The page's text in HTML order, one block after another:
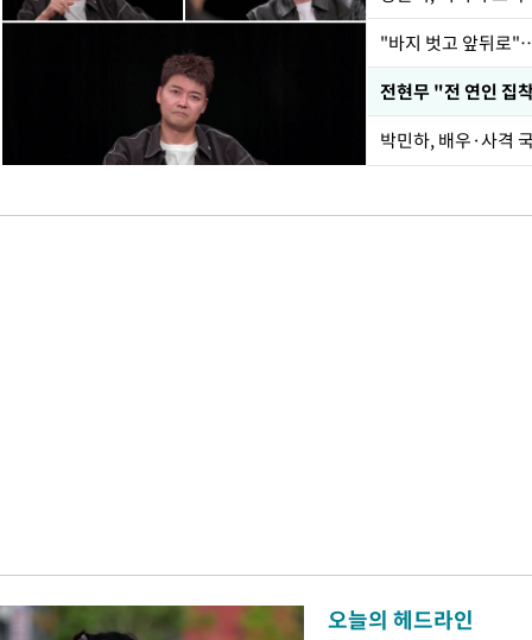
"바지 벗고 앞뒤로
전현무 "전 연인 집
박민하, 배우·사격
오늘의 헤드라인